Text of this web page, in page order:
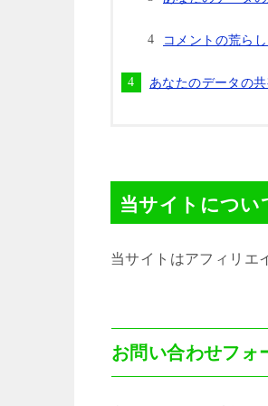
コメントの荒ら
あなたのデータの
当サイトについ
当サイトはアフィリエ
お問い合わせフォ